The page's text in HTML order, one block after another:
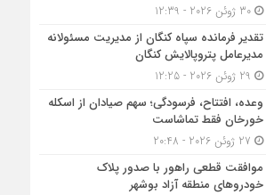
30 ژوئن 2026 - 12:39
تقدیر فرمانده سپاه کنگان از مدیریت مسئولانه
مدیرعامل پتروپالایش کنگان
وعده، افتتاح، فرسودگی؛ سهم صیادان از اسکله
خورخان فقط تماشاست
موافقت قطعی راهور با صدور پلاک
خودروهای منطقه آزاد بوشهر